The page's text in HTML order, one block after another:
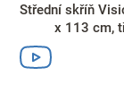
Střední skříň
x 113 cm,